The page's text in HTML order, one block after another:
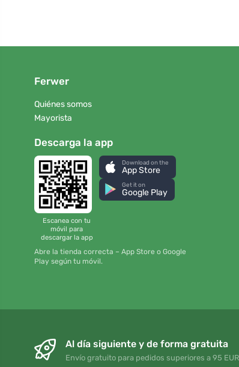
Ferwer
Quiénes somos
Mayorista
Descarga la app
Escanea con tu
móvil para
descargar la app
Download on the
App Store
Get it on
Google Play
Abre la tienda correcta – App Store o Google
Play según tu móvil.
Al día siguiente y de forma gratuita
Envío gratuito para pedidos superiores a 95 EUR